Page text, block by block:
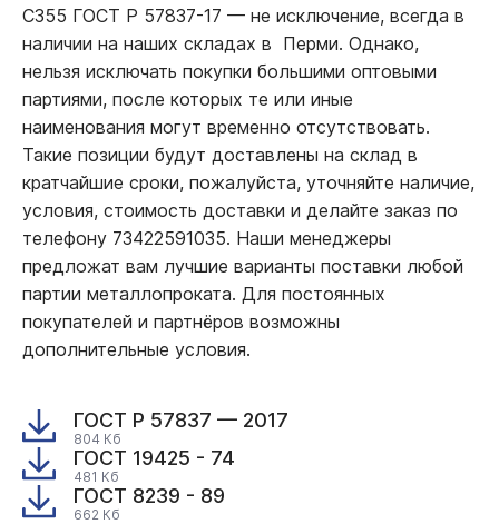
С355 ГОСТ Р 57837-17 — не исключение, всегда в
наличии на наших складах в Перми. Однако,
нельзя исключать покупки большими оптовыми
партиями, после которых те или иные
наименования могут временно отсутствовать.
Такие позиции будут доставлены на склад в
кратчайшие сроки, пожалуйста, уточняйте наличие,
условия, стоимость доставки и делайте заказ по
телефону 73422591035. Наши менеджеры
предложат вам лучшие варианты поставки любой
партии металлопроката. Для постоянных
покупателей и партнёров возможны
дополнительные условия.
ГОСТ Р 57837 — 2017
804 Кб
ГОСТ 19425 - 74
481 Кб
ГОСТ 8239 - 89
662 Кб